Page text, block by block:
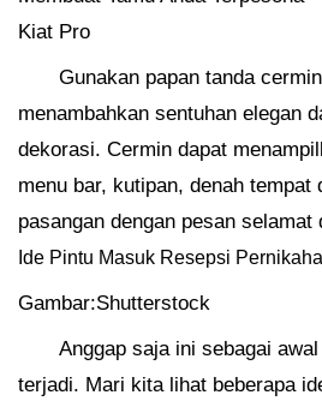
Kiat Pro
Gunakan papan tanda
menambahkan sentuhan elegan
dekorasi. Cermin dapat
menu bar, kutipan, denah tempat
pasangan dengan pesan selamat
Ide Pintu Masuk Resepsi
Gambar:Shutterstock
Anggap saja ini sebagai
terjadi. Mari kita lihat beberapa